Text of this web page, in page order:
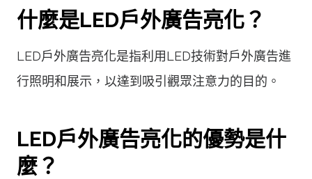
什麼是LED戶外廣告亮化？
LED戶外廣告亮化是指利用LED技術對戶外廣告進
行照明和展示，以達到吸引觀眾注意力的目的。
LED戶外廣告亮化的優勢是什
麼？